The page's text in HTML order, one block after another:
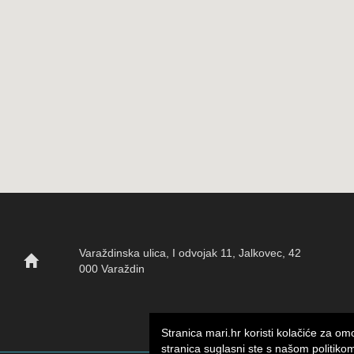
Varaždinska ulica, I odvojak 11, Jalkovec, 42
000 Varaždin
Stranica mari.hr koristi kolačiće za
stranica suglasni ste s našom